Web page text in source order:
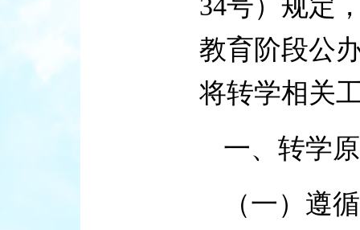
34号）规定
教育阶段公
将转学相关
一、转学
（一）遵